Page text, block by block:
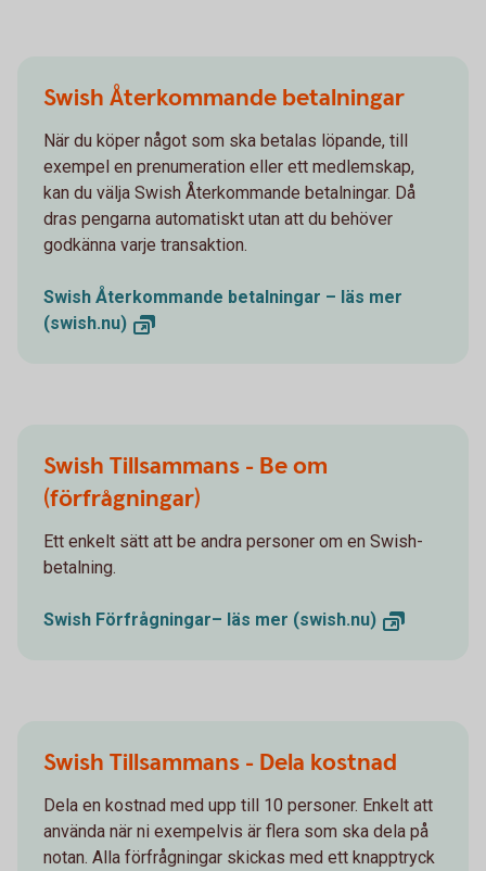
Swish Återkommande betalningar
När du köper något som ska betalas löpande, till
exempel en prenumeration eller ett medlemskap,
kan du välja Swish Återkommande betalningar. Då
dras pengarna automatiskt utan att du behöver
godkänna varje transaktion.
Swish Återkommande betalningar – läs mer
(swish.nu)
Swish Tillsammans - Be om
(förfrågningar)
Ett enkelt sätt att be andra personer om en Swish-
betalning.
Swish Förfrågningar– läs mer (swish.nu)
Swish Tillsammans - Dela kostnad
Dela en kostnad med upp till 10 personer. Enkelt att
använda när ni exempelvis är flera som ska dela på
notan. Alla förfrågningar skickas med ett knapptryck